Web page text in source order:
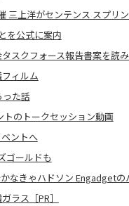
三上洋がセンテンス スプリ
を公式に案内
スクフォース報告書案を読
ィルム
た話
トのトークセッション動画
ントへ
ゴールドも
なきゃハドソン Engadgetの
ラス［PR］